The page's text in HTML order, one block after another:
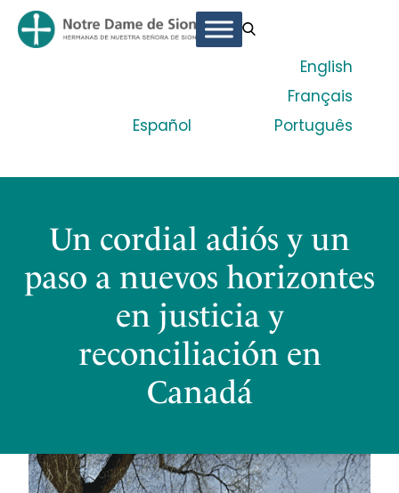
Español
English
Français
Português
Un cordial adiós y un
paso a nuevos horizontes
en justicia y
reconciliación en
Canadá